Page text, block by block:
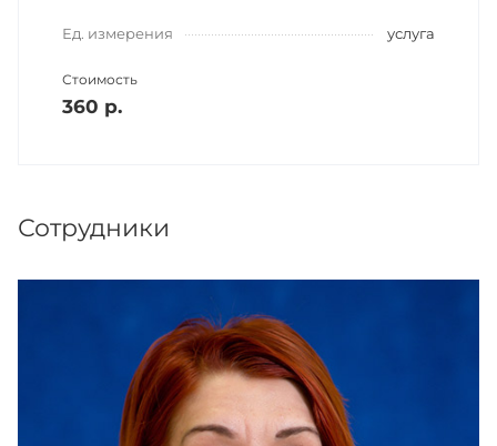
Ед. измерения услуга
Стоимость
360 р.
Сотрудники